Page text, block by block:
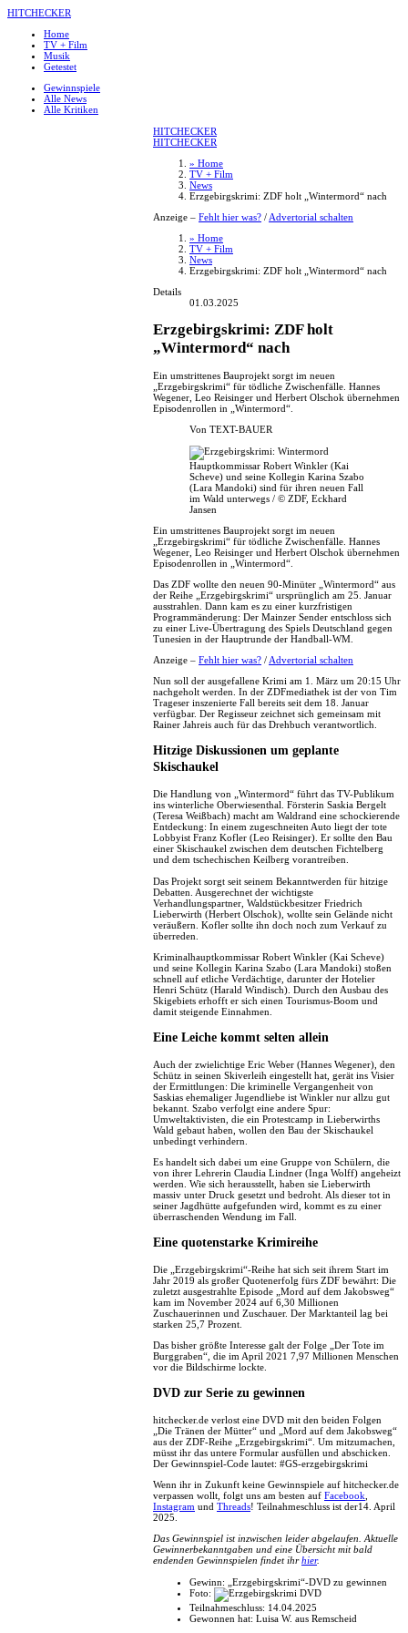
HITCHECKER
Home
TV + Film
Musik
Getestet
Gewinnspiele
Alle News
Alle Kritiken
HITCHECKER
HITCHECKER
» Home
TV + Film
News
Erzgebirgskrimi: ZDF holt „Wintermord“ nach
Anzeige – Fehlt hier was? / Advertorial schalten
» Home
TV + Film
News
Erzgebirgskrimi: ZDF holt „Wintermord“ nach
Details
01.03.2025
Erzgebirgskrimi: ZDF holt
„Wintermord“ nach
Ein umstrittenes Bauprojekt sorgt im neuen
„Erzgebirgskrimi“ für tödliche Zwischenfälle. Hannes
Wegener, Leo Reisinger und Herbert Olschok übernehmen
Episodenrollen in „Wintermord“.
Von TEXT-BAUER
Hauptkommissar Robert Winkler (Kai
Scheve) und seine Kollegin Karina Szabo
(Lara Mandoki) sind für ihren neuen Fall
im Wald unterwegs / © ZDF, Eckhard
Jansen
Ein umstrittenes Bauprojekt sorgt im neuen
„Erzgebirgskrimi“ für tödliche Zwischenfälle. Hannes
Wegener, Leo Reisinger und Herbert Olschok übernehmen
Episodenrollen in „Wintermord“.
Das ZDF wollte den neuen 90-Minüter „Wintermord“ aus
der Reihe „Erzgebirgskrimi“ ursprünglich am 25. Januar
ausstrahlen. Dann kam es zu einer kurzfristigen
Programmänderung: Der Mainzer Sender entschloss sich
zu einer Live-Übertragung des Spiels Deutschland gegen
Tunesien in der Hauptrunde der Handball-WM.
Anzeige – Fehlt hier was? / Advertorial schalten
Nun soll der ausgefallene Krimi am 1. März um 20:15 Uhr
nachgeholt werden. In der ZDFmediathek ist der von Tim
Trageser inszenierte Fall bereits seit dem 18. Januar
verfügbar. Der Regisseur zeichnet sich gemeinsam mit
Rainer Jahreis auch für das Drehbuch verantwortlich.
Hitzige Diskussionen um geplante
Skischaukel
Die Handlung von „Wintermord“ führt das TV-Publikum
ins winterliche Oberwiesenthal. Försterin Saskia Bergelt
(Teresa Weißbach) macht am Waldrand eine schockierende
Entdeckung: In einem zugeschneiten Auto liegt der tote
Lobbyist Franz Kofler (Leo Reisinger). Er sollte den Bau
einer Skischaukel zwischen dem deutschen Fichtelberg
und dem tschechischen Keilberg vorantreiben.
Das Projekt sorgt seit seinem Bekanntwerden für hitzige
Debatten. Ausgerechnet der wichtigste
Verhandlungspartner, Waldstückbesitzer Friedrich
Lieberwirth (Herbert Olschok), wollte sein Gelände nicht
veräußern. Kofler sollte ihn doch noch zum Verkauf zu
überreden.
Kriminalhauptkommissar Robert Winkler (Kai Scheve)
und seine Kollegin Karina Szabo (Lara Mandoki) stoßen
schnell auf etliche Verdächtige, darunter der Hotelier
Henri Schütz (Harald Windisch). Durch den Ausbau des
Skigebiets erhofft er sich einen Tourismus-Boom und
damit steigende Einnahmen.
Eine Leiche kommt selten allein
Auch der zwielichtige Eric Weber (Hannes Wegener), den
Schütz in seinen Skiverleih eingestellt hat, gerät ins Visier
der Ermittlungen: Die kriminelle Vergangenheit von
Saskias ehemaliger Jugendliebe ist Winkler nur allzu gut
bekannt. Szabo verfolgt eine andere Spur:
Umweltaktivisten, die ein Protestcamp in Lieberwirths
Wald gebaut haben, wollen den Bau der Skischaukel
unbedingt verhindern.
Es handelt sich dabei um eine Gruppe von Schülern, die
von ihrer Lehrerin Claudia Lindner (Inga Wolff) angeheizt
werden. Wie sich herausstellt, haben sie Lieberwirth
massiv unter Druck gesetzt und bedroht. Als dieser tot in
seiner Jagdhütte aufgefunden wird, kommt es zu einer
überraschenden Wendung im Fall.
Eine quotenstarke Krimireihe
Die „Erzgebirgskrimi“-Reihe hat sich seit ihrem Start im
Jahr 2019 als großer Quotenerfolg fürs ZDF bewährt: Die
zuletzt ausgestrahlte Episode „Mord auf dem Jakobsweg“
kam im November 2024 auf 6,30 Millionen
Zuschauerinnen und Zuschauer. Der Marktanteil lag bei
starken 25,7 Prozent.
Das bisher größte Interesse galt der Folge „Der Tote im
Burggraben“, die im April 2021 7,97 Millionen Menschen
vor die Bildschirme lockte.
DVD zur Serie zu gewinnen
hitchecker.de verlost eine DVD mit den beiden Folgen
„Die Tränen der Mütter“ und „Mord auf dem Jakobsweg“
aus der ZDF-Reihe „Erzgebirgskrimi“. Um mitzumachen,
müsst ihr das untere Formular ausfüllen und abschicken.
Der Gewinnspiel-Code lautet: #GS-erzgebirgskrimi
Wenn ihr in Zukunft keine Gewinnspiele auf hitchecker.de
verpassen wollt, folgt uns am besten auf Facebook
Instagram und Threads! Teilnahmeschluss ist der14. April
2025.
Das Gewinnspiel ist inzwischen leider abgelaufen. Aktuelle
Gewinnerbekanntgaben und eine Übersicht mit bald
endenden Gewinnspielen findet ihrhier.
Gewinn:
„Erzgebirgskrimi“-DVD zu gewinnen
Foto:
Teilnahmeschluss: 14.04.2025
Gewonnen hat: Luisa W. aus Remscheid